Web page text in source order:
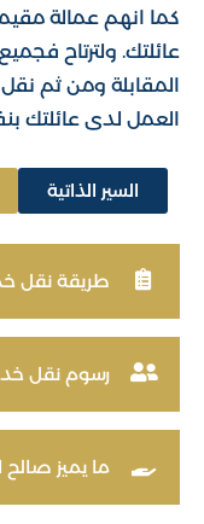
كما انهم عمالة
عائلتك. ولترتاح
المقابلة ومن ثم نقل
العمل لدى عائلتك
السير الذاتية
طريقة نقل
رسوم نقل
ما يميز صالح